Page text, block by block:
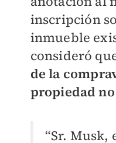
inscripción
inmueble
consideró
de la
propiedad
“Sr. Musk,